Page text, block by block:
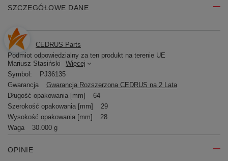
SZCZEGÓŁOWE DANE
Marka:
CEDRUS Parts
Podmiot odpowiedzialny za ten produkt na terenie UE
Mariusz Stasiński
Więcej
Symbol:
PJ36135
Gwarancja
Gwarancja Rozszerzona CEDRUS na 2 Lata
Długość opakowania [mm]
64
Szerokość opakowania [mm]
29
Wysokość opakowania [mm]
28
Waga
30.000 g
OPINIE